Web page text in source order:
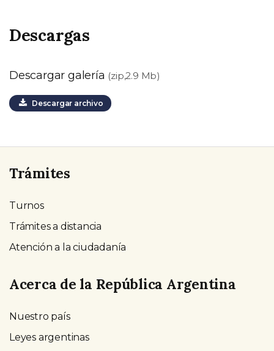
Descargas
Descargar galería (zip,2.9 Mb)
Descargar archivo
Trámites
Turnos
Trámites a distancia
Atención a la ciudadanía
Acerca de la República Argentina
Nuestro país
Leyes argentinas